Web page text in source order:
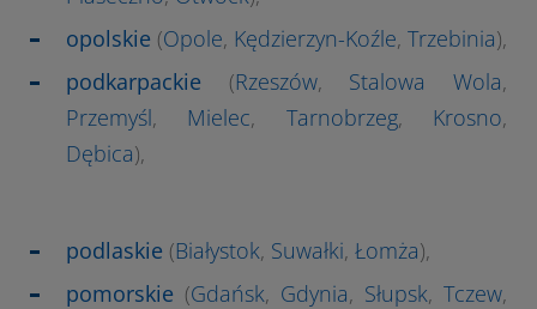
opolskie (Opole, Kędzierzyn-Koźle, Trzebinia),
podkarpackie (Rzeszów, Stalowa Wola,
Przemyśl, Mielec, Tarnobrzeg, Krosno,
Dębica),
podlaskie (Białystok, Suwałki, Łomża),
pomorskie (Gdańsk, Gdynia, Słupsk, Tczew,